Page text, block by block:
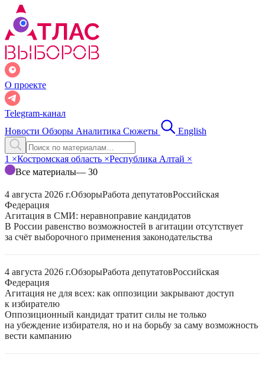
О проекте
Telegram-канал
Новости Обзоры Аналитика Сюжеты English
1 ×Костромская область ×Республика Алтай ×
Все материалы— 30
4 августа 2026 г.ОбзорыРабота депутатовРоссийская
Федерация
Агитация в СМИ: неравноправие кандидатов
В России равенство возможностей в агитации отсутствует
за счёт выборочного применения законодательства
4 августа 2026 г.ОбзорыРабота депутатовРоссийская
Федерация
Агитация не для всех: как оппозиции закрывают доступ
к избирателю
Оппозиционный кандидат тратит силы не только
на убеждение избирателя, но и на борьбу за саму возможность
вести кампанию